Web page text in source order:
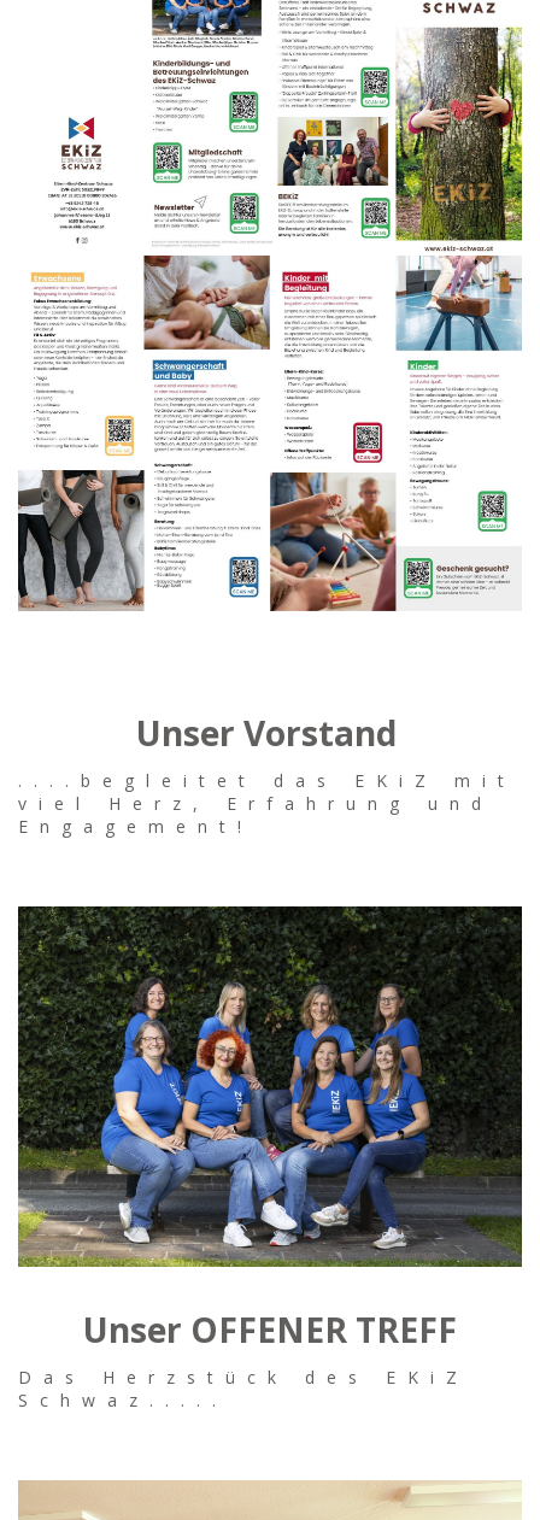
Unser Vorstand
....begleitet das EKiZ mit
viel Herz, Erfahrung und
Engagement!
Unser OFFENER TREFF
Das Herzstück des EKiZ
Schwaz.....